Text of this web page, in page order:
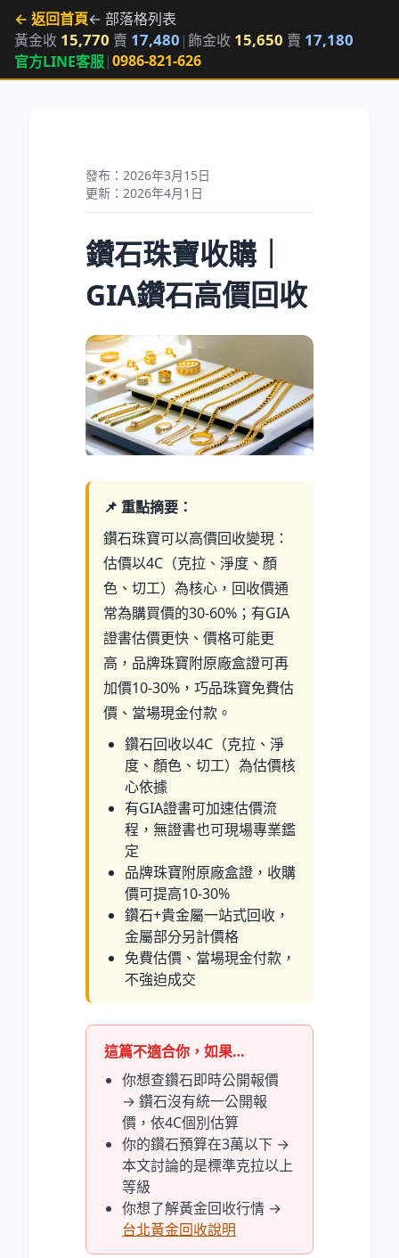
← 返回首頁← 部落格列表
黃金收 15,770 賣 17,480 |飾金收 15,650 賣 17,180
官方LINE客服|0986-821-626
發布：2026年3月15日
更新：2026年4月1日
鑽石珠寶收購｜
GIA鑽石高價回收
📌 重點摘要：
鑽石珠寶可以高價回收變現：
估價以4C（克拉、淨度、顏
色、切工）為核心，回收價通
常為購買價的30-60% ；有GIA
證書估價更快、價格可能更
高，品牌珠寶附原廠盒證可再
加價10-30% ，巧品珠寶免費估
價、當場現金付款。
鑽石回收以4C（克拉、淨
度、顏色、切工）為估價核
心依據
有GIA證書可加速估價流
程，無證書也可現場專業鑑
定
品牌珠寶附原廠盒證，收購
價可提高10-30%
鑽石+貴金屬一站式回收，
金屬部分另計價格
免費估價、當場現金付款，
不強迫成交
這篇不適合你，如果…
你想查鑽石即時公開報價
→ 鑽石沒有統一公開報
價，依4C個別估算
你的鑽石預算在3萬以下 →
本文討論的是標準克拉以上
等級
你想了解黃金回收行情 →
台北黃金回收說明